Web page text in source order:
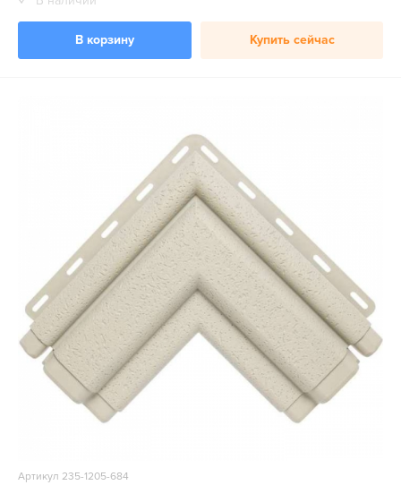
В корзину Купить сейчас
Артикул 235-1205-684